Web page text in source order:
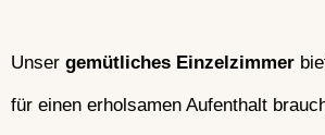
Unser gemütliches Einzelzimmer
für einen erholsamen Aufenthalt